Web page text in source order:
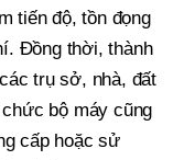
tiến độ, tồn đọng
Đồng thời, thành
trụ sở, nhà, đất
bộ máy cũng
cấp hoặc sử